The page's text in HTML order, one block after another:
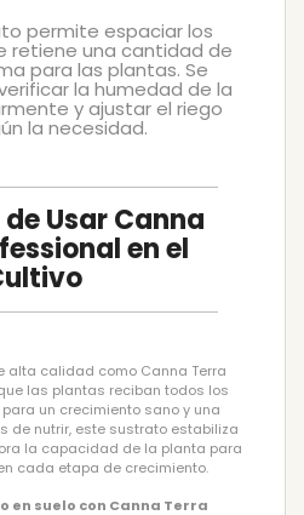
permite espaciar los
retiene una cantidad de
para las plantas. Se
la humedad de la
y ajustar el riego
la necesidad.
Usar Canna
en el
alta calidad como Canna Terra
las plantas reciban todos los
un crecimiento sano y una
de nutrir, este sustrato estabiliza
la capacidad de la planta para
cada etapa de crecimiento.
en suelo con Canna Terra